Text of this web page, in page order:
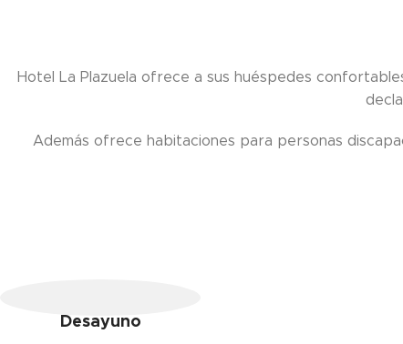
Hotel La Plazuela ofrece a sus huéspedes
Además ofrece habitaciones para personas
Desayuno